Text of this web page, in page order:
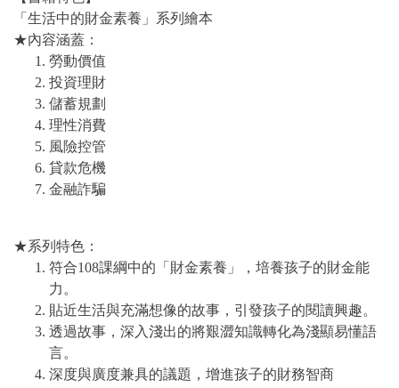
「生活中的財金素養」系列繪本
★內容涵蓋：
勞動價值
投資理財
儲蓄規劃
理性消費
風險控管
貸款危機
金融詐騙
★系列特色：
符合108課綱中的「財金素養」，培養孩子的財金能
力。
貼近生活與充滿想像的故事，引發孩子的閱讀興趣。
透過故事，深入淺出的將艱澀知識轉化為淺顯易懂語
言。
深度與廣度兼具的議題，增進孩子的財務智商